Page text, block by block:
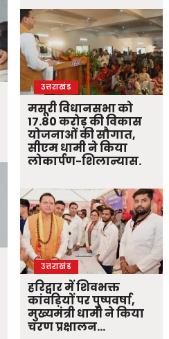
उत्तराखंड
मसूरी विधानसभा को
17.80 करोड़ की विकास
योजनाओं की सौगात,
सीएम धामी ने किया
लोकार्पण-शिलान्यास.
उत्तराखंड
हरिद्वार में शिवभक्त
कांवड़ियों पर पुष्पवर्षा,
मुख्यमंत्री धामी ने किया
चरण प्रक्षालन…